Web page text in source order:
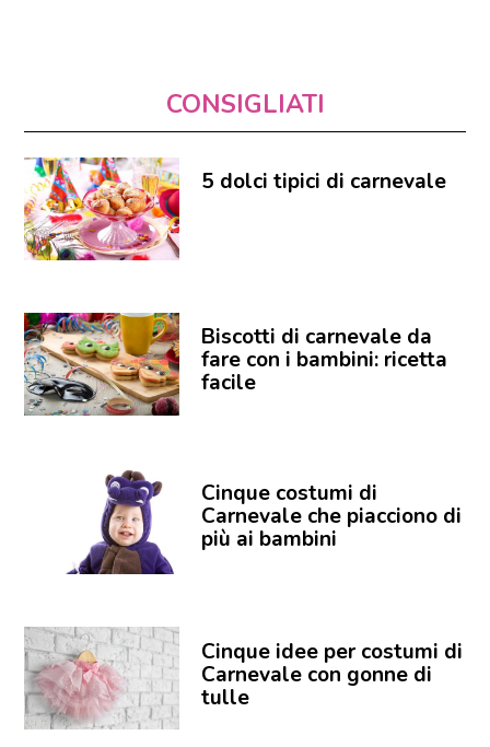
CONSIGLIATI
5 dolci tipici di carnevale
Biscotti di carnevale da
fare con i bambini: ricetta
facile
Cinque costumi di
Carnevale che piacciono di
più ai bambini
Cinque idee per costumi di
Carnevale con gonne di
tulle